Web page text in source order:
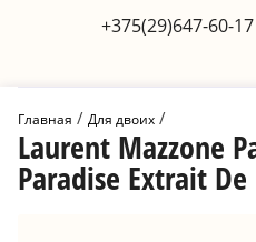
+375(29)647-60-17
Главная / Для двоих /
Laurent Mazzone
Paradise Extrait